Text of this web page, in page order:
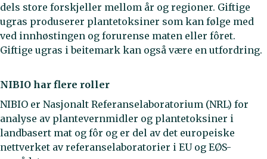
dels store forskjeller mellom år og regioner. Giftige
ugras produserer plantetoksiner som kan følge med
ved innhøstingen og forurense maten eller fôret.
Giftige ugras i beitemark kan også være en utfordring.
NIBIO har flere roller
NIBIO er Nasjonalt Referanselaboratorium (NRL) for
analyse av plantevernmidler og plantetoksiner i
landbasert mat og fôr og er del av det europeiske
nettverket av referanselaboratorier i EU og EØS-